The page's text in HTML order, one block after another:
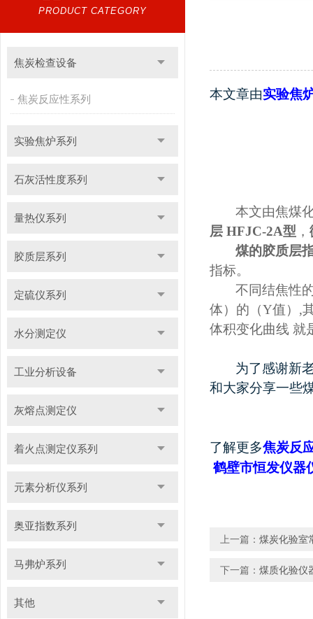
PRODUCT CATEGORY
焦炭检查设备
焦炭反应性系列
实验焦炉系列
石灰活性度系列
量热仪系列
胶质层系列
定硫仪系列
水分测定仪
工业分析设备
灰熔点测定仪
着火点测定仪系列
元素分析仪系列
奥亚指数系列
马弗炉系列
其他
本文章由实验焦
本文由焦煤
层 HFJC-2A型 ，
煤的胶质层
指标。
不同结焦性
体）的（Y值）,
体积变化曲线 就
为了感谢新
和大家分享一些
了解更多焦炭反
鹤壁市恒发仪器
上一篇： 煤炭化验室
下一篇： 煤质化验仪